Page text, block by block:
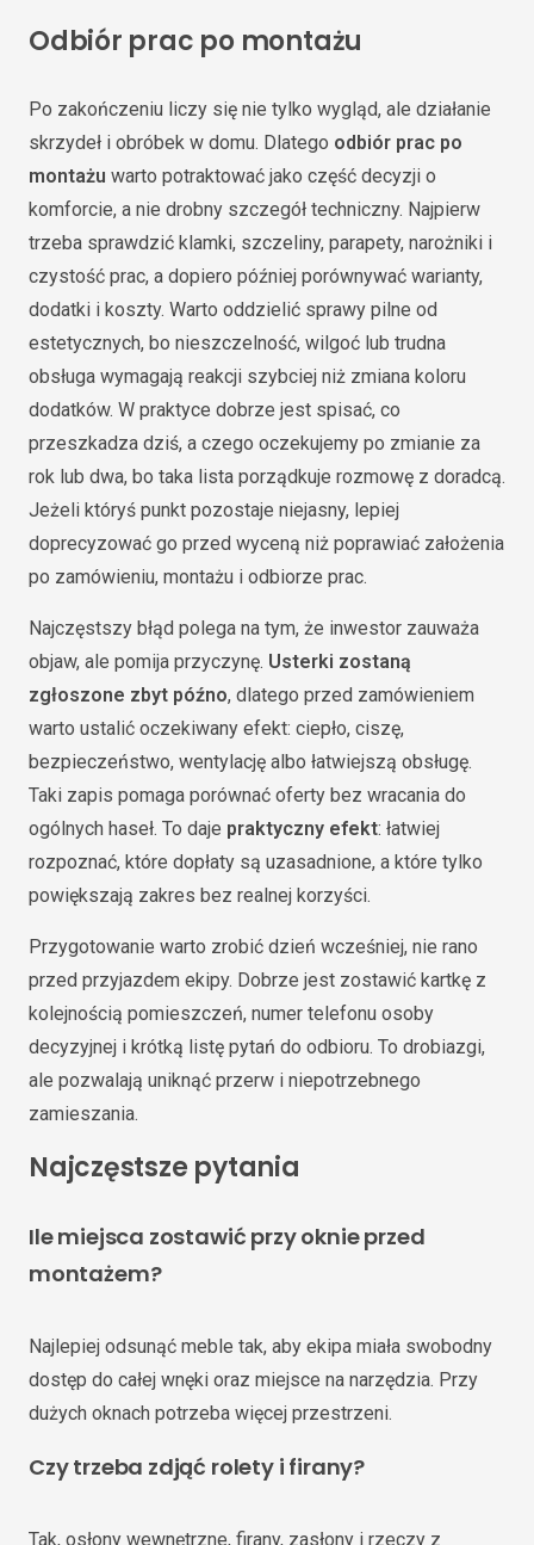
Odbiór prac po montażu
Po zakończeniu liczy się nie tylko wygląd, ale działanie
skrzydeł i obróbek w domu. Dlatego odbiór prac po
montażu warto potraktować jako część decyzji o
komforcie, a nie drobny szczegół techniczny. Najpierw
trzeba sprawdzić klamki, szczeliny, parapety, narożniki i
czystość prac, a dopiero później porównywać warianty,
dodatki i koszty. Warto oddzielić sprawy pilne od
estetycznych, bo nieszczelność, wilgoć lub trudna
obsługa wymagają reakcji szybciej niż zmiana koloru
dodatków. W praktyce dobrze jest spisać, co
przeszkadza dziś, a czego oczekujemy po zmianie za
rok lub dwa, bo taka lista porządkuje rozmowę z doradcą.
Jeżeli któryś punkt pozostaje niejasny, lepiej
doprecyzować go przed wyceną niż poprawiać założenia
po zamówieniu, montażu i odbiorze prac.
Najczęstszy błąd polega na tym, że inwestor zauważa
objaw, ale pomija przyczynę. Usterki zostaną
zgłoszone zbyt późno, dlatego przed zamówieniem
warto ustalić oczekiwany efekt: ciepło, ciszę,
bezpieczeństwo, wentylację albo łatwiejszą obsługę.
Taki zapis pomaga porównać oferty bez wracania do
ogólnych haseł. To daje praktyczny efekt: łatwiej
rozpoznać, które dopłaty są uzasadnione, a które tylko
powiększają zakres bez realnej korzyści.
Przygotowanie warto zrobić dzień wcześniej, nie rano
przed przyjazdem ekipy. Dobrze jest zostawić kartkę z
kolejnością pomieszczeń, numer telefonu osoby
decyzyjnej i krótką listę pytań do odbioru. To drobiazgi,
ale pozwalają uniknąć przerw i niepotrzebnego
zamieszania.
Najczęstsze pytania
Ile miejsca zostawić przy oknie przed
montażem?
Najlepiej odsunąć meble tak, aby ekipa miała swobodny
dostęp do całej wnęki oraz miejsce na narzędzia. Przy
dużych oknach potrzeba więcej przestrzeni.
Czy trzeba zdjąć rolety i firany?
Tak, osłony wewnętrzne, firany, zasłony i rzeczy z